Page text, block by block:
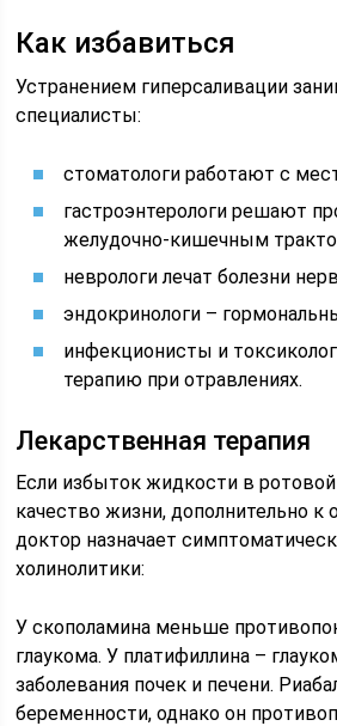
Как избавиться
Устранением гиперсаливации
специалисты:
стоматологи работают с
гастроэнтерологи решают
желудочно-кишечным
неврологи лечат болезни
эндокринологи –
инфекционисты и
терапию при отравлениях.
Лекарственная терапия
Если избыток жидкости в
качество жизни, дополнительно к
доктор назначает
холинолитики:
У скополамина меньше
глаукома. У платифиллина –
заболевания почек и печени.
беременности, однако он